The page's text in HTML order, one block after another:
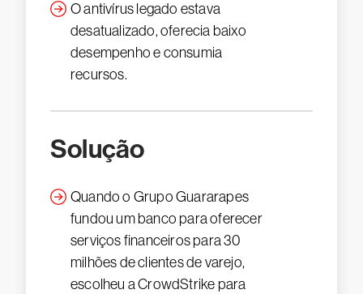
O antivírus legado estava
desatualizado, oferecia baixo
desempenho e consumia
recursos.
Solução
Quando o Grupo Guararapes
fundou um banco para oferecer
serviços financeiros para 30
milhões de clientes de varejo,
escolheu a CrowdStrike para